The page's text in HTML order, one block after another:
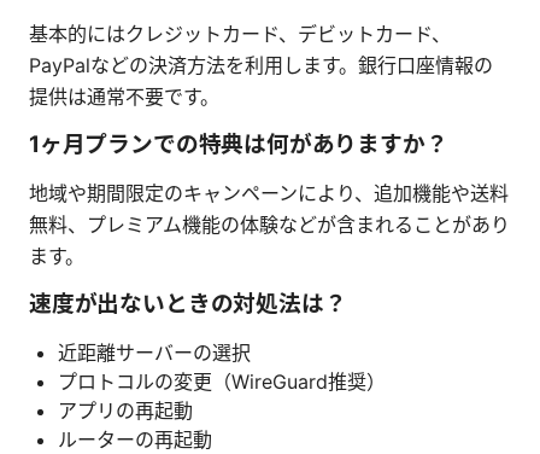
基本的にはクレジットカード、デビットカード、
PayPalなどの決済方法を利用します。銀行口座情報の
提供は通常不要です。
1ヶ月プランでの特典は何がありますか？
地域や期間限定のキャンペーンにより、追加機能や送料
無料、プレミアム機能の体験などが含まれることがあり
ます。
速度が出ないときの対処法は？
近距離サーバーの選択
プロトコルの変更（WireGuard推奨）
アプリの再起動
ルーターの再起動